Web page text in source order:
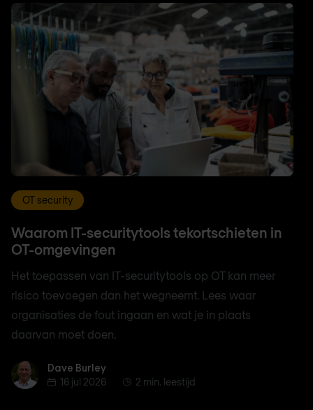
OT security
Waarom IT-securitytools tekortschieten in
OT-omgevingen
Het toepassen van IT-securitytools op OT kan meer
risico toevoegen dan het wegneemt. Lees waar
organisaties de fout ingaan en wat je in plaats
daarvan moet doen.
Dave BurleyDave Burley
16 jul 2026
2 min. leestijd